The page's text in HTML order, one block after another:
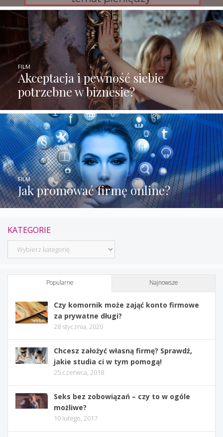
Akceptacja i pewność siebie
potrzebne w biznesie?
FILM
Jak promować firmę online?
FILM
KATEGORIE
Kategorie
Popularne Najnowsze
Czy komornik może zająć konto firmowe
za prywatne długi?
28 stycznia, 2020
Chcesz założyć własną firmę? Sprawdź,
jakie studia ci w tym pomogą!
25 czerwca, 2018
Seks bez zobowiązań – czy to w ogóle
możliwe?
10 lutego, 2017